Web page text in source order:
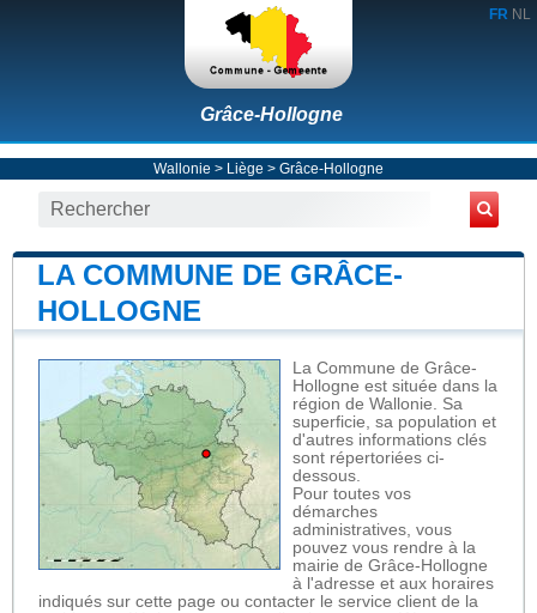
FR NL
Grâce-Hollogne
Wallonie > Liège > Grâce-Hollogne
LA COMMUNE DE GRÂCE-
HOLLOGNE
La Commune de Grâce-
Hollogne est située dans la
région de Wallonie. Sa
superficie, sa population et
d'autres informations clés
sont répertoriées ci-
dessous.
Pour toutes vos
démarches
administratives, vous
pouvez vous rendre à la
mairie de Grâce-Hollogne
à l'adresse et aux horaires
indiqués sur cette page ou contacter le service client de la